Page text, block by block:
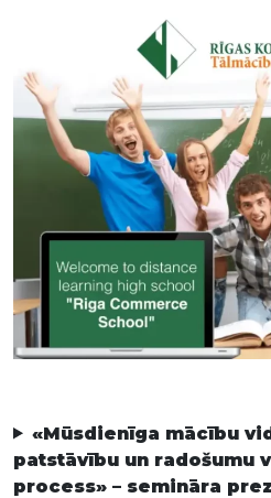
«Mūsdienīga mācību
patstāvību un radošumu
process» – semināra